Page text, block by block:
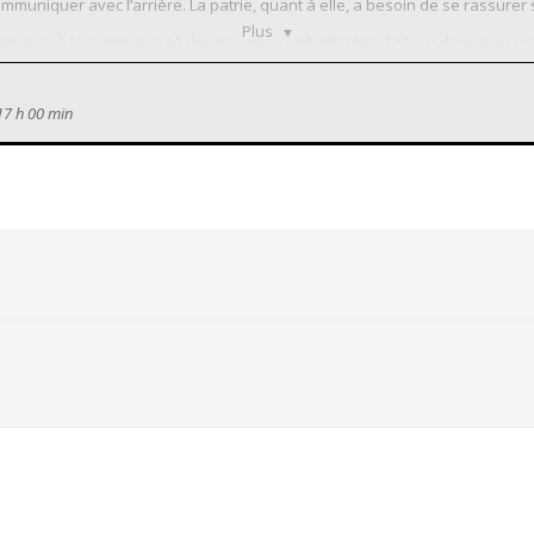
Plus
avec l’arrière. La patrie, quant à elle, a besoin de se
à la communauté des troupes combattantes. Celui-ci donne en
et la répétition. Il permet enfin aux poilus de mettre à distance les
sont maintenant passés dans le langage quotidien et nous les
h 00 min